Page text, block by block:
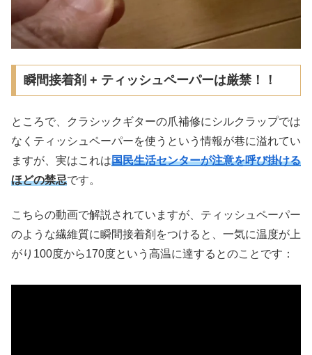
瞬間接着剤 + ティッシュペーパーは厳禁！！
ところで、クラシックギターの爪補修にシルクラップでは
なくティッシュペーパーを使うという情報が巷に溢れてい
ますが、実はこれは国民生活センターが注意を呼び掛ける
ほどの禁忌です。
こちらの動画で解説されていますが、ティッシュペーパー
のような繊維質に瞬間接着剤をつけると、一気に温度が上
がり100度から170度という高温に達するとのことです：